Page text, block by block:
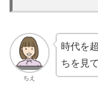
ちえ
時代を
ちを見